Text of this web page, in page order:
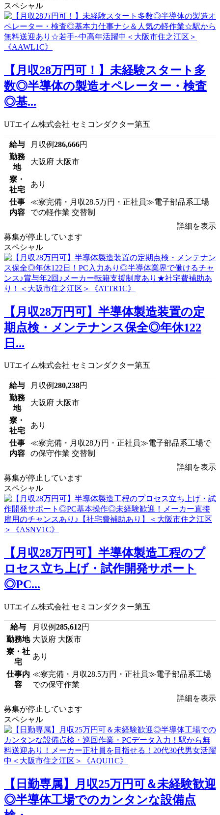
スペシャル
【月収28万円可！】未経験スタート多
数◎半導体の製造オペレーター・検査
◎基...
UTエイム株式会社 セミコンダクター第五
給与 月収例286,666円
勤務
地
大阪府 大阪市
寮・
社宅
あり
仕事
内容
≪寮完備・月収28.5万円・正社員≫電子部品系工場
での軽作業 交替制
詳細を表示
募集が停止しています
スペシャル
【月収28万円可】半導体製造装置の定
期点検・メンテナンス保全◎年休122
日...
UTエイム株式会社 セミコンダクター第五
給与 月収例280,238円
勤務
地
大阪府 大阪市
寮・
社宅
あり
仕事
内容
≪寮完備・月収28万円・正社員≫電子部品系工場で
の保守作業 交替制
詳細を表示
募集が停止しています
スペシャル
【月収28万円可】半導体製造工程のプ
ロセス立ち上げ・試作開発サポート
◎PC...
UTエイム株式会社 セミコンダクター第五
給与 月収例285,612円
勤務地 大阪府 大阪市
寮・社
宅
あり
仕事内
容
≪寮完備・月収28.5万円・正社員≫電子部品系工場
での保守作業
詳細を表示
募集が停止しています
スペシャル
【日勤専属】月収25万円可＆未経験歓迎
◎半導体工場でのカンタンな設備点